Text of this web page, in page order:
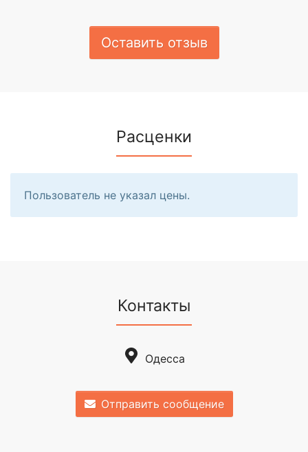
Оставить отзыв
Расценки
Пользователь не указал цены.
Контакты
Одесса
Отправить сообщение